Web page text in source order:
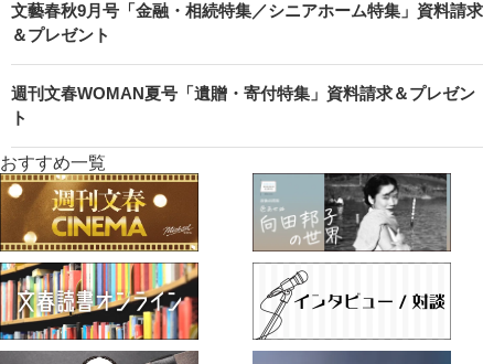
文藝春秋9月号「金融・相続特集／シニアホーム特集」資料請求
＆プレゼント
週刊文春WOMAN夏号「遺贈・寄付特集」資料請求＆プレゼン
ト
おすすめ一覧